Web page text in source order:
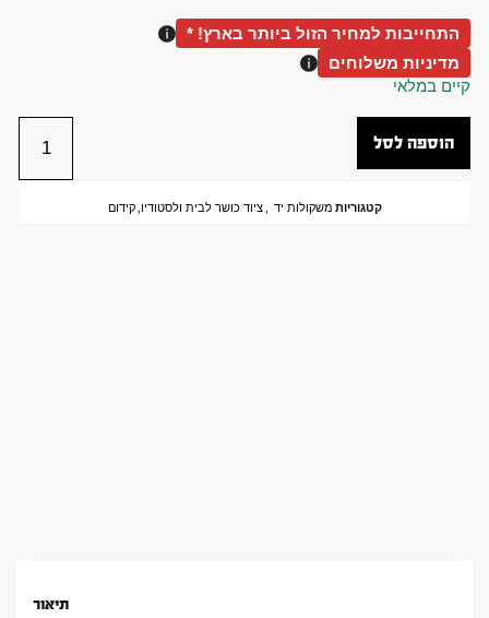
התחייבות למחיר הזול ביותר בארץ! *
מדיניות משלוחים
קיים במלאי
הוספה לסל
קטגוריות משקולות יד ,ציוד כושר לבית ולסטודיו,קידום
תיאור